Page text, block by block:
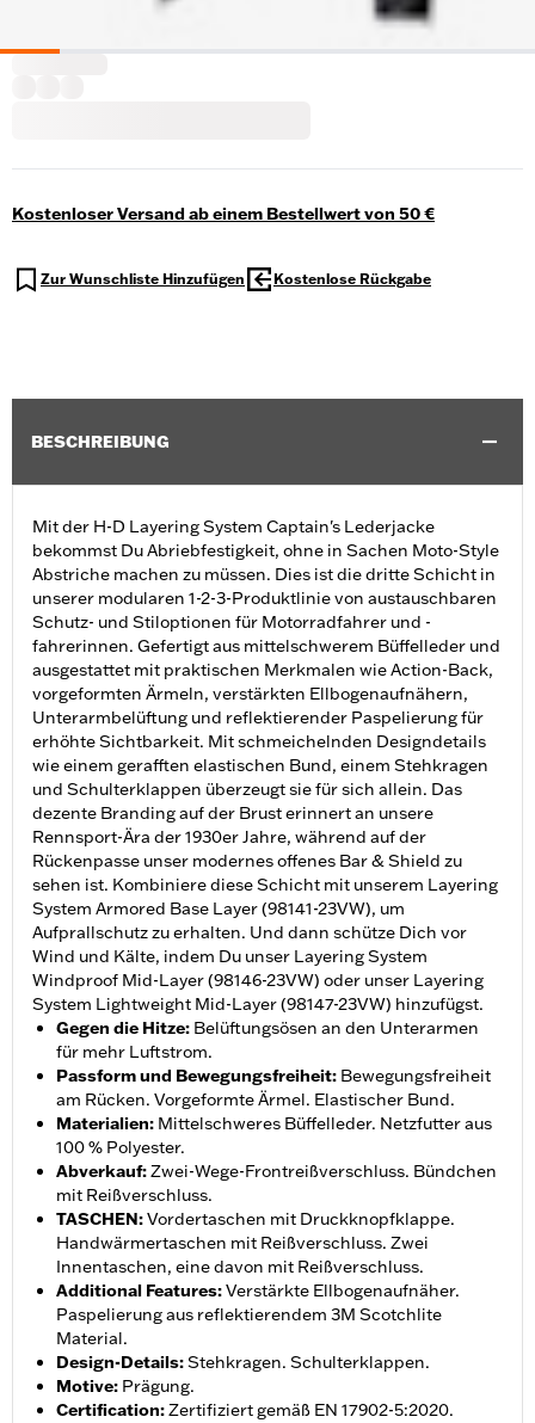
Kostenloser Versand ab einem Bestellwert von 50 €
Zur Wunschliste Hinzufügen Kostenlose Rückgabe
BESCHREIBUNG
Mit der H-D Layering System Captain's Lederjacke
bekommst Du Abriebfestigkeit, ohne in Sachen Moto-Style
Abstriche machen zu müssen. Dies ist die dritte Schicht in
unserer modularen 1-2-3-Produktlinie von austauschbaren
Schutz- und Stiloptionen für Motorradfahrer und -
fahrerinnen. Gefertigt aus mittelschwerem Büffelleder und
ausgestattet mit praktischen Merkmalen wie Action-Back,
vorgeformten Ärmeln, verstärkten Ellbogenaufnähern,
Unterarmbelüftung und reflektierender Paspelierung für
erhöhte Sichtbarkeit. Mit schmeichelnden Designdetails
wie einem gerafften elastischen Bund, einem Stehkragen
und Schulterklappen überzeugt sie für sich allein. Das
dezente Branding auf der Brust erinnert an unsere
Rennsport-Ära der 1930er Jahre, während auf der
Rückenpasse unser modernes offenes Bar & Shield zu
sehen ist. Kombiniere diese Schicht mit unserem Layering
System Armored Base Layer (98141-23VW), um
Aufprallschutz zu erhalten. Und dann schütze Dich vor
Wind und Kälte, indem Du unser Layering System
Windproof Mid-Layer (98146-23VW) oder unser Layering
System Lightweight Mid-Layer (98147-23VW) hinzufügst.
Gegen die Hitze: Belüftungsösen an den Unterarmen
für mehr Luftstrom.
Passform und Bewegungsfreiheit: Bewegungsfreiheit
am Rücken. Vorgeformte Ärmel. Elastischer Bund.
Materialien: Mittelschweres Büffelleder. Netzfutter aus
100 % Polyester.
Abverkauf:Zwei-Wege-Frontreißverschluss. Bündchen
mit Reißverschluss.
TASCHEN:Vordertaschen mit Druckknopfklappe.
Handwärmertaschen mit Reißverschluss. Zwei
Innentaschen, eine davon mit Reißverschluss.
Additional Features:Verstärkte Ellbogenaufnäher.
Paspelierung aus reflektierendem 3M Scotchlite
Material.
Design-Details:Stehkragen. Schulterklappen.
Motive: Prägung.
Certification:Zertifiziert gemäß EN 17902-5:2020.